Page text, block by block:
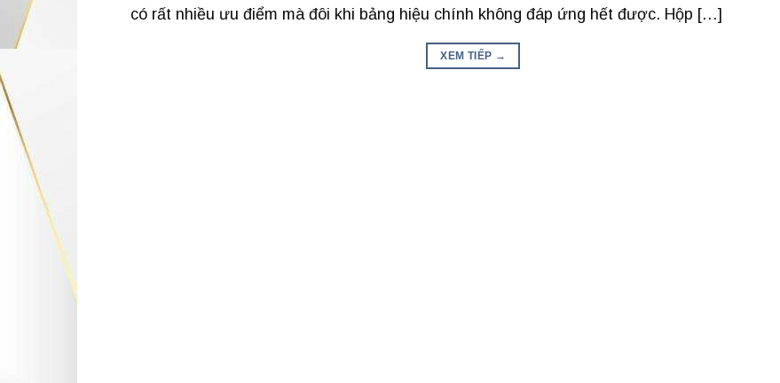
có rất nhiều ưu điểm mà đôi khi bảng hiệu chính không đáp ứng hết được. Hộp […]
XEM TIẾP →